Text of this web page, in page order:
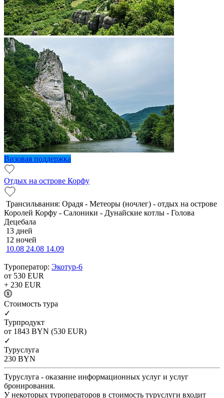
Визовая поддержка
Отдых на острове Корфу
Трансильвания: Орадя - Метеоры (ночлег) - отдых на острове
Королей Корфу - Салоники - Дунайские котлы - Голова
Децебала
13 дней
12 ночей
10.08 24.08 14.09
Туроператор: Экотур-6
от 530 EUR
+ 230 EUR
Cтоимость тура
✓
Турпродукт
от 1843 BYN (530 EUR)
✓
Туруслуга
230 BYN
Туруслуга - оказание информационных услуг и услуг
бронирования.
У некоторых туроператоров в стоимость туруслуги входит